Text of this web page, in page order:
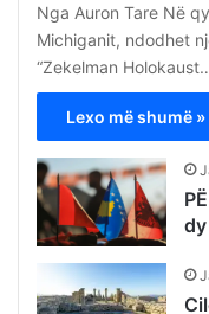
Nga Auron Tare Në
Michiganit, ndodhet
“Zekelman
Lexo më shumë »